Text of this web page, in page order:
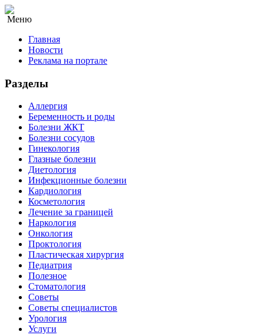
Меню
Главная
Новости
Реклама на портале
Разделы
Аллергия
Беременность и роды
Болезни ЖКТ
Болезни сосудов
Гинекология
Глазные болезни
Диетология
Инфекционные болезни
Кардиология
Косметология
Лечение за границей
Наркология
Онкология
Проктология
Пластическая хирургия
Педиатрия
Полезное
Стоматология
Советы
Советы специалистов
Урология
Услуги